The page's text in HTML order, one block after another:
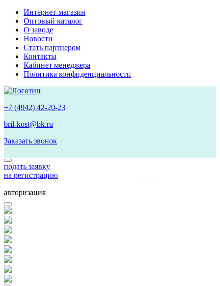
Интернет-магазин
Оптовый каталог
О заводе
Новости
Стать партнером
Контакты
Кабинет менеджера
Политика конфиденциальности
+7 (4942) 42-20-23
bril-kost@bk.ru
Заказать звонок
подать заявку
на регистрацию
авторизация